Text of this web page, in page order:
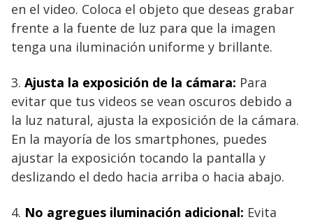
en el video. Coloca el objeto que deseas grabar
frente a la fuente de luz para que la imagen
tenga una iluminación uniforme y brillante.
3. Ajusta la exposición de la cámara: Para
evitar que tus videos se vean oscuros debido a
la luz natural, ajusta la exposición de la cámara.
En la mayoría de los smartphones, puedes
ajustar la exposición tocando la pantalla y
deslizando el dedo hacia arriba o hacia abajo.
4. No agregues iluminación adicional: Evita